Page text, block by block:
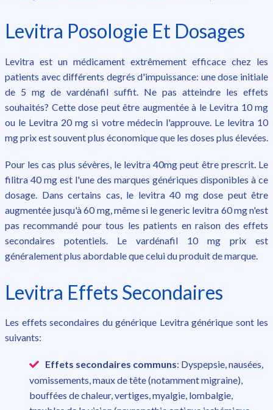
Levitra Posologie Et Dosages
Levitra est un médicament extrêmement efficace chez les
patients avec différents degrés d'impuissance: une dose initiale
de 5 mg de vardénafil suffit. Ne pas atteindre les effets
souhaités? Cette dose peut être augmentée à le Levitra 10 mg
ou le Levitra 20 mg si votre médecin l'approuve. Le levitra 10
mg prix est souvent plus économique que les doses plus élevées.
Pour les cas plus sévères, le levitra 40mg peut être prescrit. Le
filitra 40 mg est l'une des marques génériques disponibles à ce
dosage. Dans certains cas, le levitra 40 mg dose peut être
augmentée jusqu'à 60 mg, même si le generic levitra 60 mg n'est
pas recommandé pour tous les patients en raison des effets
secondaires potentiels. Le vardénafil 10 mg prix est
généralement plus abordable que celui du produit de marque.
Levitra Effets Secondaires
Les effets secondaires du générique Levitra générique sont les
suivants:
Effets secondaires communs: Dyspepsie, nausées,
vomissements, maux de tête (notamment migraine),
bouffées de chaleur, vertiges, myalgie, lombalgie,